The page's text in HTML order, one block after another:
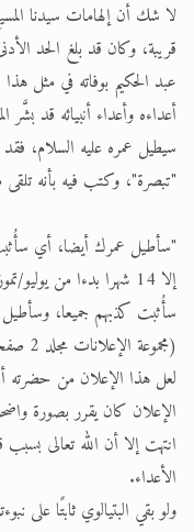
لا شك أن إلهامات سيدنا
قريبة، وكان قد بلغ الحد
عبد الحكيم بوفاته في مثل
أعداءه وأعداء أنبيائه قد بشَّر
"تبصرة"، وكتب فيه بأنه تلقى
"سأطيل عمرك أيضا، أي
سأُثبت كذبهم جميعا،
(مجموعة الإعلانات مجلد 2 صفحة 720)
لعل هذا الإعلان من حضرته
الإعلان كان يقرر بصورة
انتهت إلا أن الله تعالى
الأعداء.
ولو بقي البتيالوي ثابتًا على